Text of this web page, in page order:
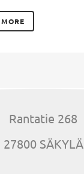
Rantatie 268
27800 SÄKYLÄ